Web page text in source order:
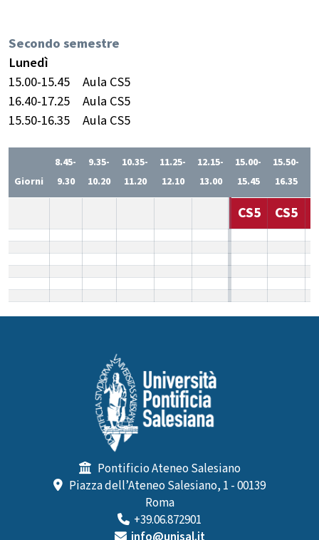
Secondo semestre
Lunedì
15.00-15.45
Aula CS5
16.40-17.25
Aula CS5
15.50-16.35
Aula CS5
Giorni
8.45-
9.30
9.35-
10.20
10.35-
11.20
11.25-
12.10
12.15-
13.00
15.00-
15.45
15.50-
16.35
CS5 CS5
Pontificio Ateneo Salesiano
Piazza dell’Ateneo Salesiano, 1 - 00139
Roma
+39.06.872901